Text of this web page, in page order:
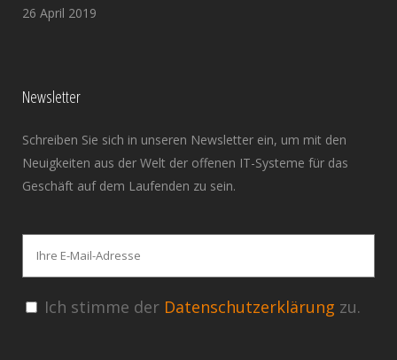
26 April 2019
Newsletter
Schreiben Sie sich in unseren Newsletter ein, um mit den
Neuigkeiten aus der Welt der offenen IT-Systeme für das
Geschäft auf dem Laufenden zu sein.
Ich stimme der Datenschutzerklärung zu.